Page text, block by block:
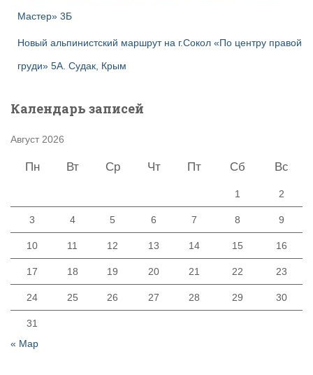
Мастер» 3Б
Новый альпинистский маршрут на г.Сокол «По центру правой
груди» 5А. Судак, Крым
Календарь записей
Август 2026
Пн Вт Ср Чт Пт Сб Вс
1 2
3 4 5 6 7 8 9
10 11 12 13 14 15 16
17 18 19 20 21 22 23
24 25 26 27 28 29 30
31
« Мар